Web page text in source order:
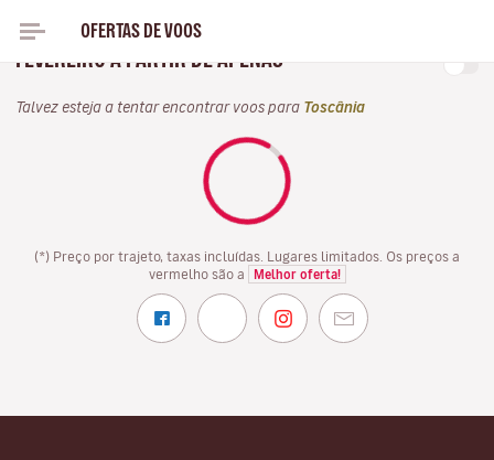
OFERTAS DE VOOS
NESTE INVERNO, VOE COM A VOLOTEA EM
FEVEREIRO A PARTIR DE APENAS
Talvez esteja a tentar encontrar voos para Toscânia
(*) Preço por trajeto, taxas incluídas. Lugares limitados. Os preços a
vermelho são a
Melhor oferta!